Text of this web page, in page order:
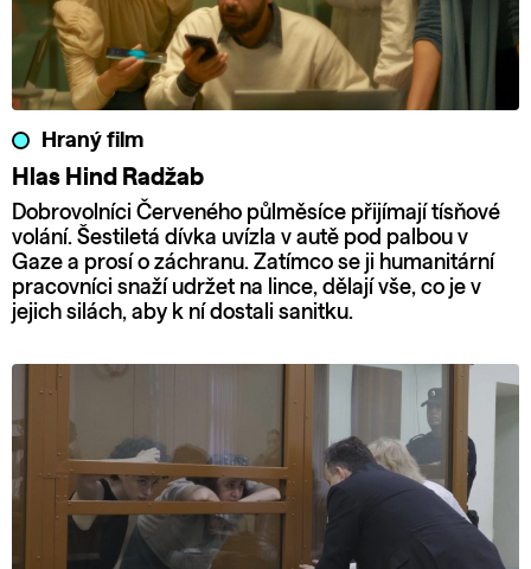
Hraný film
Hlas Hind Radžab
Dobrovolníci Červeného půlměsíce přijímají tísňové
volání. Šestiletá dívka uvízla v autě pod palbou v
Gaze a prosí o záchranu. Zatímco se ji humanitární
pracovníci snaží udržet na lince, dělají vše, co je v
jejich silách, aby k ní dostali sanitku.